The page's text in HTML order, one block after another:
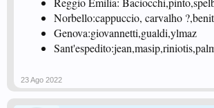
Norbello:cappuccio, carvalho
Genova:giovannetti,gualdi,ylmaz
23 Ago 2022